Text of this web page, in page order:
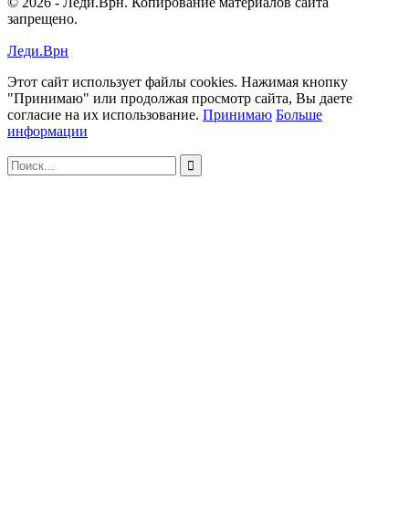
запрещено.
Леди.Врн
Этот сайт использует файлы cookies. Нажимая кнопку
"Принимаю" или продолжая просмотр сайта, Вы даете
согласие на их использование. Принимаю Больше
информации